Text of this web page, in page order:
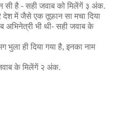
सी है - सही जवाब को मिलेंगें ३ अंक.
देश में जैसे एक तूफ़ान सा मचा दिया
अभिनेत्री भी थी- सही जवाब के
ही दिया गया है, इनका नाम
के मिलेंगें २ अंक.